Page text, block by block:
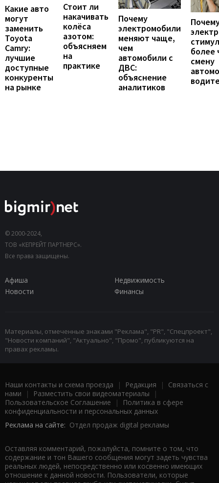
Какие авто
могут
заменить
Toyota
Camry:
лучшие
доступные
конкуренты
на рынке
Стоит ли
накачивать
колёса
азотом:
объясняем
на
практике
Почему
электромобили
меняют чаще,
чем
автомобили с
ДВС:
объяснение
аналитиков
более
смену
© 2000-2024,
ТОВ «КЕПРЕЙТ ПАРТНЕРС».
Все права защищены.
Афиша
Недвижимость
Новости
Финансы
Материалы, отмеченные знаками "Реклама", "PR", "Спецпроект",
"Новости компаний", "Актуально", "Промо", публикуются на
правах рекламы.
Наши контакты и схема проезда | Редакция | Связаться с
нами | Разместить свои видеоматериалы |
Пользовательское Соглашение |
Политика в сфере
конфиденциальности и персональных данных
Реклама на сайте: Отдел продаж digital рекламы
Оставляя комментарий, пожалуйста, помните о том, что
содержание и тон Вашего сообщения могут задеть чувства
реальных людей, непосредственно или косвенно имеющих
отношение к данной новости. Пользователи, которые